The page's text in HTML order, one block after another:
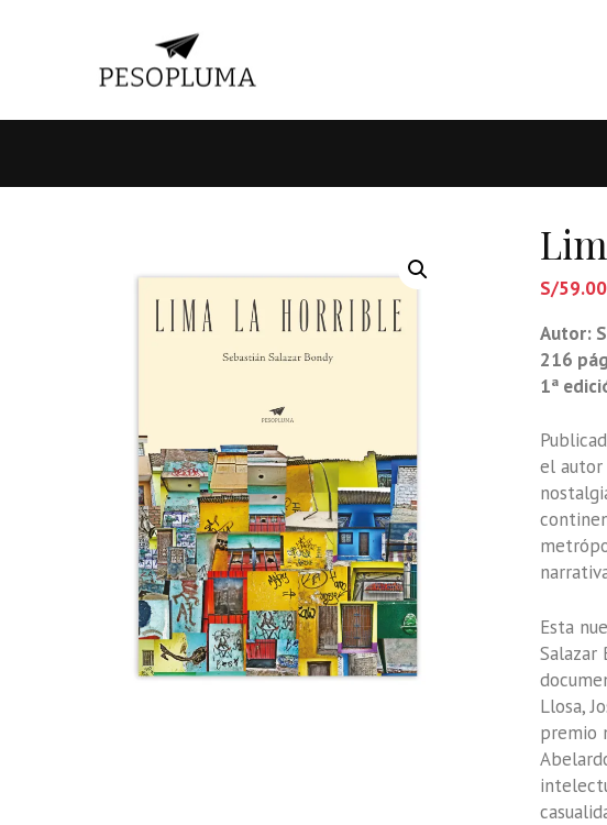
S/59.00
Autor:
216
1ª
el autor
Esta
Salazar
Llosa,
premio